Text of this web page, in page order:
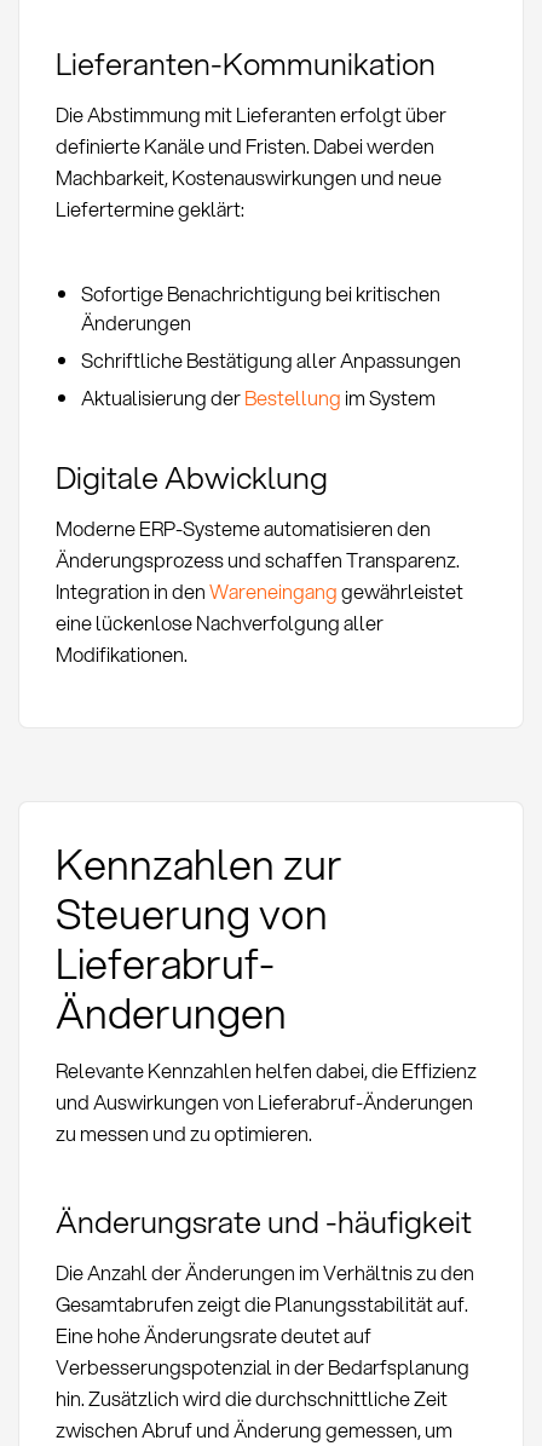
Lieferanten-Kommunikation
Die Abstimmung mit Lieferanten erfolgt über
definierte Kanäle und Fristen. Dabei werden
Machbarkeit, Kostenauswirkungen und neue
Liefertermine geklärt:
Sofortige Benachrichtigung bei kritischen
Änderungen
Schriftliche Bestätigung aller Anpassungen
Aktualisierung derBestellung im System
Digitale Abwicklung
Moderne ERP-Systeme automatisieren den
Änderungsprozess und schaffen Transparenz.
Integration in denWareneinganggewährleistet
eine lückenlose Nachverfolgung aller
Modifikationen.
Kennzahlen zur
Steuerung von
Lieferabruf-
Änderungen
Relevante Kennzahlen helfen dabei, die Effizienz
und Auswirkungen von Lieferabruf-Änderungen
zu messen und zu optimieren.
Änderungsrate und -häufigkeit
Die Anzahl der Änderungen im Verhältnis zu den
Gesamtabrufen zeigt die Planungsstabilität auf.
Eine hohe Änderungsrate deutet auf
Verbesserungspotenzial in der Bedarfsplanung
hin. Zusätzlich wird die durchschnittliche Zeit
zwischen Abruf und Änderung gemessen, um